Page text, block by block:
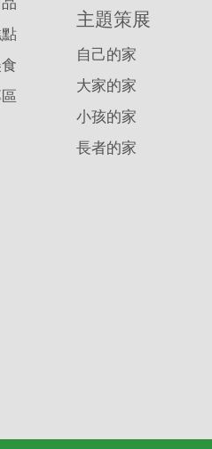
主題策展
自己的家
大家的家
小孩的家
長者的家